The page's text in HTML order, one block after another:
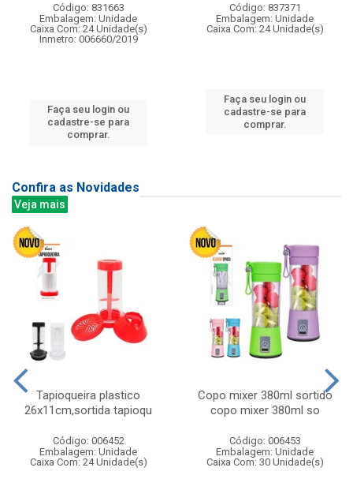
Código: 831663
Embalagem: Unidade
Caixa Com: 24 Unidade(s)
Inmetro: 006660/2019
Faça seu login ou
cadastre-se para
comprar.
Código: 837371
Embalagem: Unidade
Caixa Com: 24 Unidade(s)
Faça seu login ou
cadastre-se para
comprar.
Confira as Novidades
Veja mais
Tapioqueira plastico
26x11cm,sortida tapioqu
Código: 006452
Embalagem: Unidade
Caixa Com: 24 Unidade(s)
Copo mixer 380ml sortido
copo mixer 380ml so
Código: 006453
Embalagem: Unidade
Caixa Com: 30 Unidade(s)